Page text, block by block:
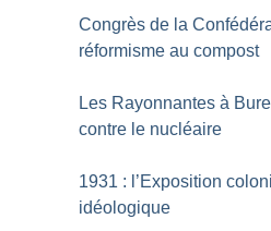
Congrès de la
réformisme au compost
Les Rayonnantes à
contre le nucléaire
1931 : l’Exposition
idéologique